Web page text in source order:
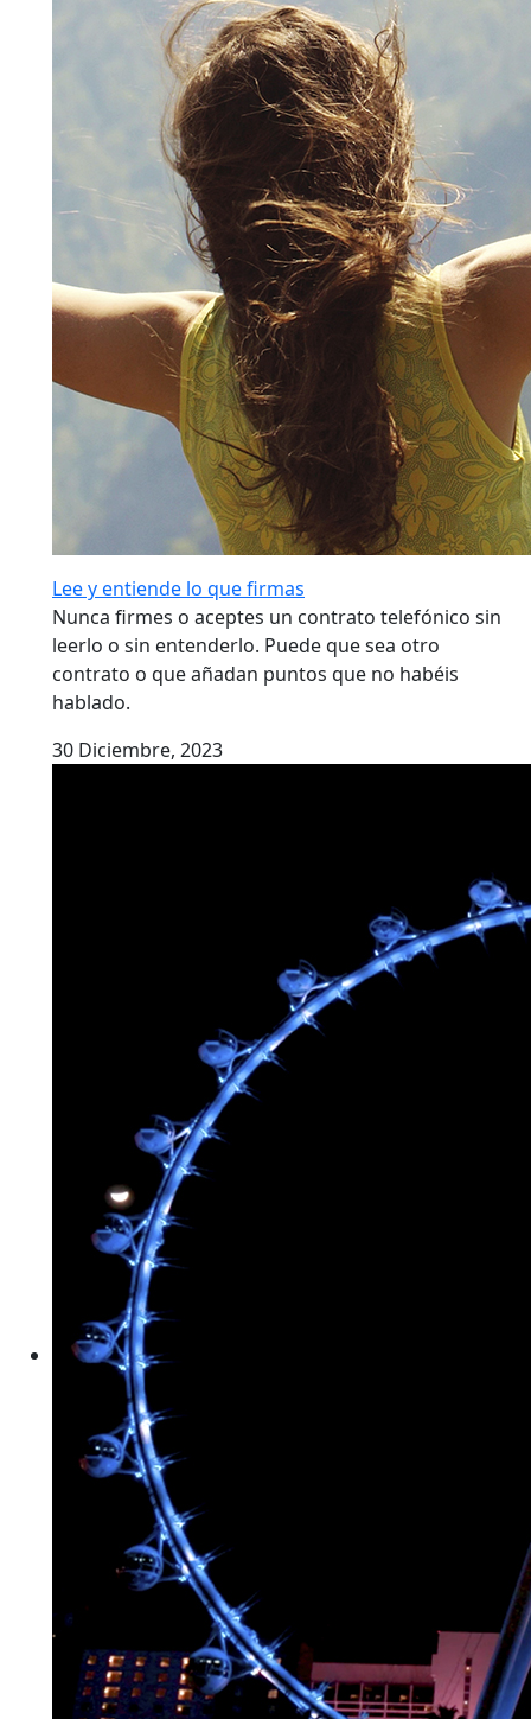
Lee y entiende lo que firmas
Nunca firmes o aceptes un contrato telefónico sin
leerlo o sin entenderlo. Puede que sea otro
contrato o que añadan puntos que no habéis
hablado.
30 Diciembre, 2023